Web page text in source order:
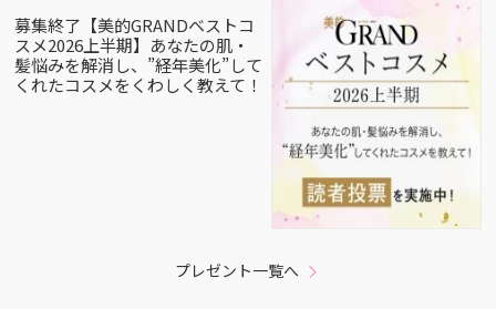
募集終了【美的GRANDベストコ
スメ2026上半期】あなたの肌・
髪悩みを解消し、”経年美化”して
くれたコスメをくわしく教えて！
プレゼント一覧へ